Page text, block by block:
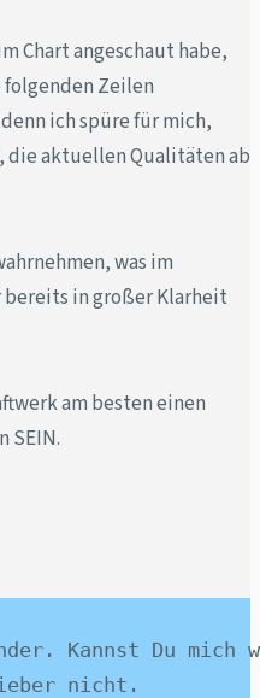
Chart angeschaut habe,
Zeilen
ich spüre für mich,
die aktuellen Qualitäten ab
was im
in großer Klarheit
am besten einen
SEIN.
Kannst Du mich
nicht.